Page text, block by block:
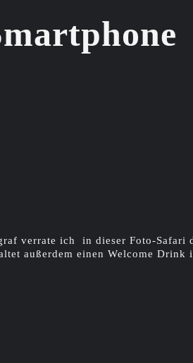
verrate ich in dieser Foto-Safari
außerdem einen Welcome